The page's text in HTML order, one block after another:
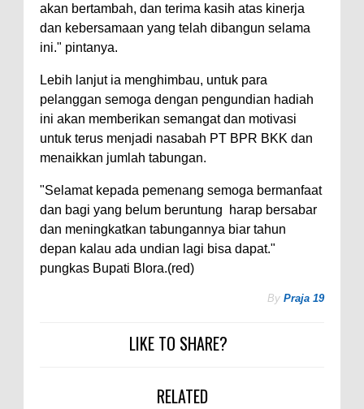
akan bertambah, dan terima kasih atas kinerja
dan kebersamaan yang telah dibangun selama
ini." pintanya.
Lebih lanjut ia menghimbau, untuk para
pelanggan semoga dengan pengundian hadiah
ini akan memberikan semangat dan motivasi
untuk terus menjadi nasabah PT BPR BKK dan
menaikkan jumlah tabungan.
"Selamat kepada pemenang semoga bermanfaat
dan bagi yang belum beruntung harap bersabar
dan meningkatkan tabungannya biar tahun
depan kalau ada undian lagi bisa dapat."
pungkas Bupati Blora.(red)
By Praja 19
LIKE TO SHARE?
RELATED